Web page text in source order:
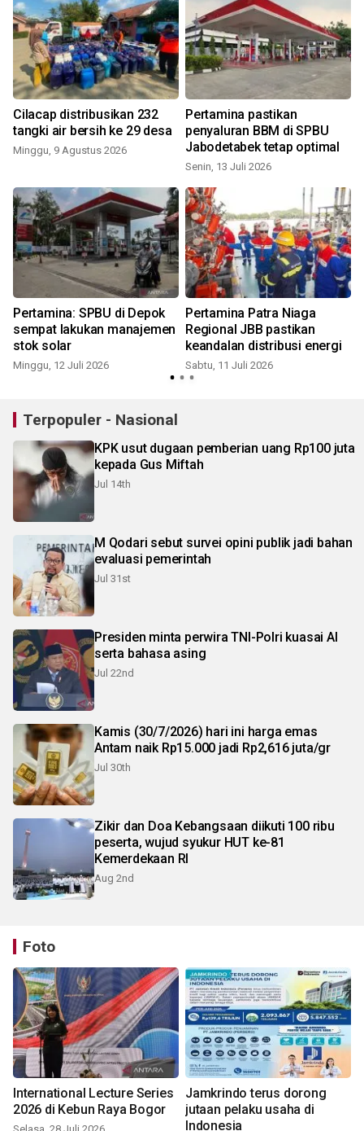
Cilacap distribusikan 232
tangki air bersih ke 29 desa
Minggu, 9 Agustus 2026
Pertamina pastikan
penyaluran BBM di SPBU
Jabodetabek tetap optimal
Senin, 13 Juli 2026
Pertamina: SPBU di Depok
sempat lakukan manajemen
stok solar
Minggu, 12 Juli 2026
Pertamina Patra Niaga
Regional JBB pastikan
keandalan distribusi energi
Sabtu, 11 Juli 2026
Terpopuler - Nasional
KPK usut dugaan pemberian uang Rp100 juta
kepada Gus Miftah
Jul 14th
M Qodari sebut survei opini publik jadi bahan
evaluasi pemerintah
Jul 31st
Presiden minta perwira TNI-Polri kuasai AI
serta bahasa asing
Jul 22nd
Kamis (30/7/2026) hari ini harga emas
Antam naik Rp15.000 jadi Rp2,616 juta/gr
Jul 30th
Zikir dan Doa Kebangsaan diikuti 100 ribu
peserta, wujud syukur HUT ke-81
Kemerdekaan RI
Aug 2nd
Foto
International Lecture Series
2026 di Kebun Raya Bogor
Jamkrindo terus dorong
jutaan pelaku usaha di
Indonesia